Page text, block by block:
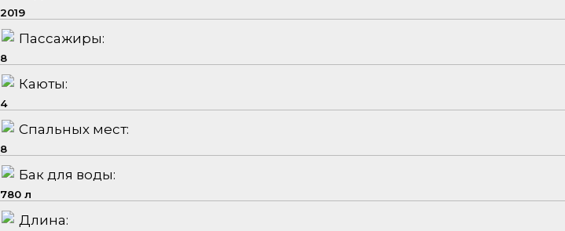
2019
Пассажиры:
8
Каюты:
4
Спальных мест:
8
Бак для воды:
780 л
Длина: